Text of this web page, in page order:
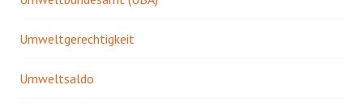
Umweltgerechtigkeit
Umweltsaldo